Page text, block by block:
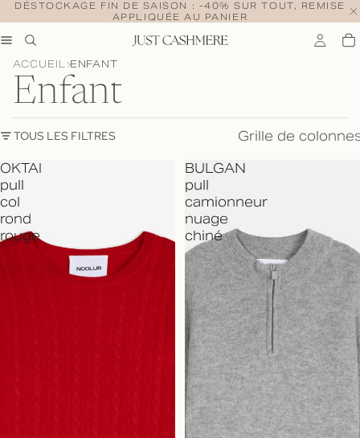
DÉSTOCKAGE FIN DE SAISON : -40% SUR TOUT, REMISE
APPLIQUÉE AU PANIER
ACCUEIL ENFANT
Enfant
TOUS LES FILTRES
Grille de
OKTAI
pull
col
rond
rouge
BULGAN
pull
camionneur
nuage
chiné